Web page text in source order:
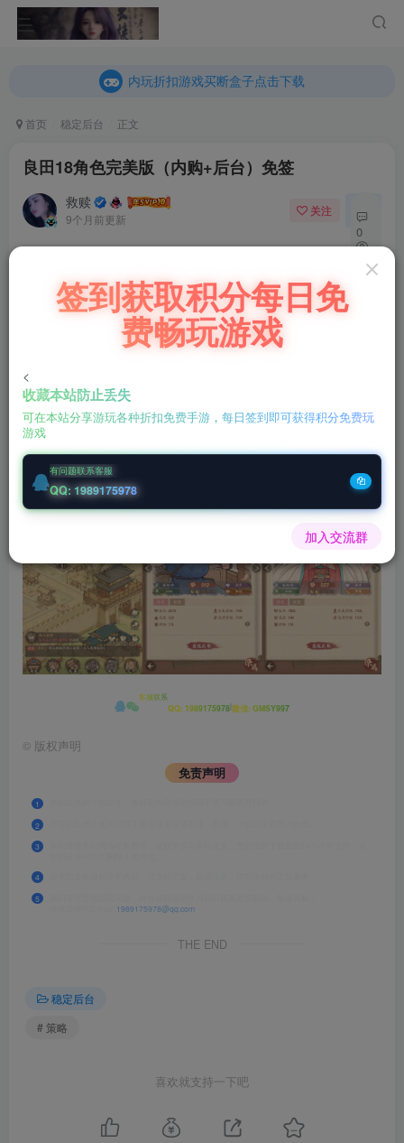
内玩折扣游戏买断盒子点击下载
内玩折扣游戏买断盒子点击下载
首页 稳定后台 正文
良田18角色完美版（内购+后台）免签
救赎
9个月前更新
关注 私信
0
67
充值福利联系站长.充值福利注意注册新账号
后台激活码联系客服购买
https://www.kdocs.cn/l/cgJQAl3DN4vi
9/15号更新戎车装束皮肤：凤鸣旭曙、月下青丘、一骑红
尘、缘蕴五行、神驹赤兔、金鳞破浪等等很多皮肤，自行体
验
客服联系
QQ: 1989175978微信: GMSY997
© 版权声明
免责声明
1
2
3
4
5
1989175978@qq.com
THE END
稳定后台
# 策略
喜欢就支持一下吧
签到获取积分每日免
费畅玩游戏
<
收藏本站防止丢失
可在本站分享游玩各种折扣免费手游，每日签到即可获得积分免费玩
游戏
有问题联系客服
QQ: 1989175978
加入交流群